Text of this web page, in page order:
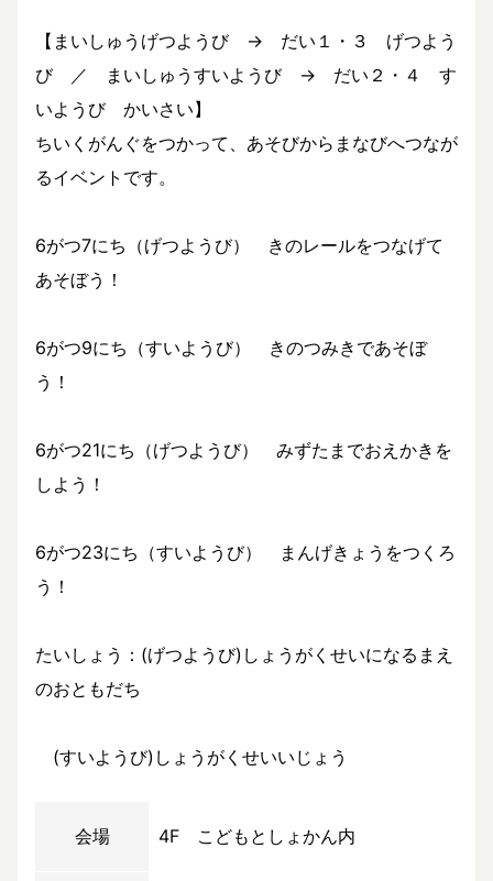
【まいしゅうげつようび → だい１・３ げつよう
び ／ まいしゅうすいようび → だい２・４ す
いようび かいさい】
ちいくがんぐをつかって、あそびからまなびへつなが
るイベントです。
6がつ7にち（げつようび） きのレールをつなげて
あそぼう！
6がつ9にち（すいようび） きのつみきであそぼ
う！
6がつ21にち（げつようび） みずたまでおえかきを
しよう！
6がつ23にち（すいようび） まんげきょうをつくろ
う！
たいしょう：(げつようび)しょうがくせいになるまえ
のおともだち
(すいようび)しょうがくせいいじょう
会場 4F こどもとしょかん内